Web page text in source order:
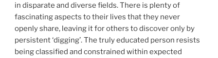
in disparate and diverse fields. There is plenty of
fascinating aspects to their lives that they never
openly share, leaving it for others to discover only by
persistent ‘digging’. The truly educated person resists
being classified and constrained within expected